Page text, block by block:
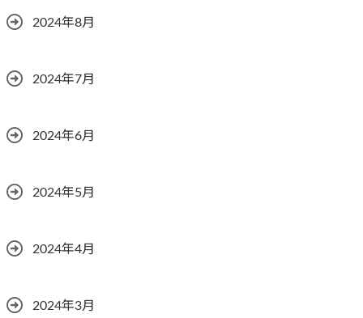
2024年8月
2024年7月
2024年6月
2024年5月
2024年4月
2024年3月